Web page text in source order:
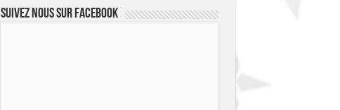
Suivez nous sur Facebook